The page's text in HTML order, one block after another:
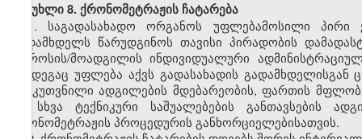
მუხლი 8. ქრონომეტრაჟის ჩატარება
1. საგადასახადო ორგანოს უფლებამოსილი პირი
გადამხდელს წარუდგინოს თავისი პირადობის
უფროსის/მოადგილის ინდივიდუალური
შემდეგაც უფლება აქვს გადასახადის
განკუთვნილი ადგილების მდებარეობის, ფართის
ან სხვა ტექნიკური საშუალებების განთავსების
ქრონომეტრაჟის პროცედურის განხორციელებისათვის.